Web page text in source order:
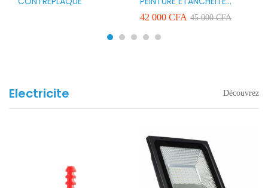
COLORIS SEAFLEX 20KG
COULEUR ROUGE BLANC
VERT ET GRIS
42 000 CFA 45 000CFA
Electricite Découvrez